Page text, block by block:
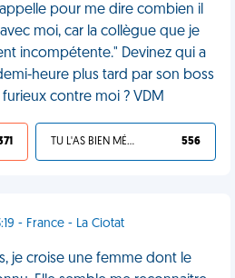
pour me dire combien il
moi, car la collègue que je
incompétente." Devinez qui a
heure plus tard par son boss
contre moi ? VDM
TU L'AS BIEN MÉRITÉ 556
- France - La Ciotat
je croise une femme dont le